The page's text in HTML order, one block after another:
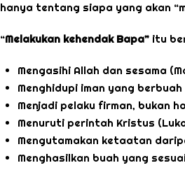
hanya tentang siapa yang akan
“Melakukan kehendak Bapa” itu
Mengasihi Allah dan sesama
Menghidupi iman yang
Menjadi pelaku firman, bukan
Menuruti perintah Kristus
Mengutamakan ketaatan
Menghasilkan buah yang